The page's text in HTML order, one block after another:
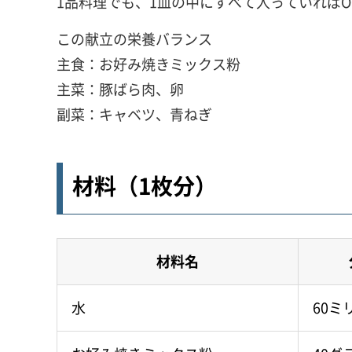
この献立の栄養バランス
主食：お好み焼きミックス粉
主菜：豚ばら肉、卵
副菜：キャベツ、青ねぎ
材料（1枚分）
材料名
水 60ミ